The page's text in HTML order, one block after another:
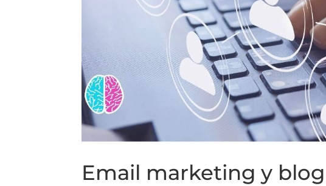
Email marketing y